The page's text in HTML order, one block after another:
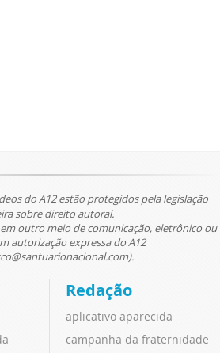
do A12 estão protegidos pela legislação
sobre direito autoral.
outro meio de comunicação, eletrônico ou
autorização expressa do A12
Redação
aplicativo aparecida
campanha da fraternidade